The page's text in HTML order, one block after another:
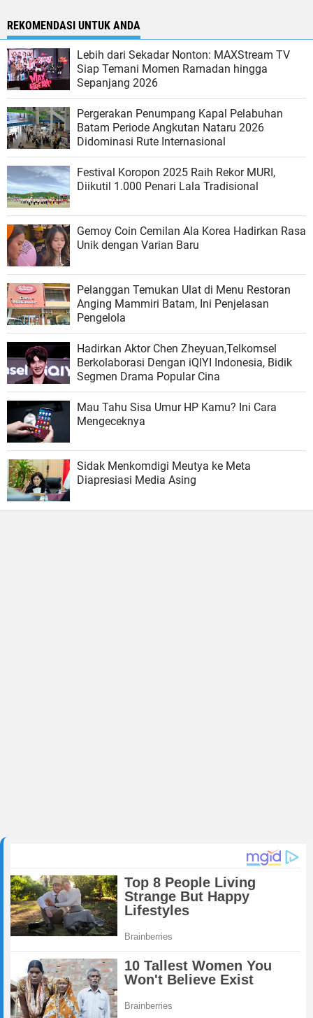
REKOMENDASI UNTUK ANDA
Lebih dari Sekadar Nonton: MAXStream TV
Siap Temani Momen Ramadan hingga
Sepanjang 2026
Pergerakan Penumpang Kapal Pelabuhan
Batam Periode Angkutan Nataru 2026
Didominasi Rute Internasional
Festival Koropon 2025 Raih Rekor MURI,
Diikutil 1.000 Penari Lala Tradisional
Gemoy Coin Cemilan Ala Korea Hadirkan Rasa
Unik dengan Varian Baru
Pelanggan Temukan Ulat di Menu Restoran
Anging Mammiri Batam, Ini Penjelasan
Pengelola
Hadirkan Aktor Chen Zheyuan,Telkomsel
Berkolaborasi Dengan iQIYI Indonesia, Bidik
Segmen Drama Popular Cina
Mau Tahu Sisa Umur HP Kamu? Ini Cara
Mengeceknya
Sidak Menkomdigi Meutya ke Meta
Diapresiasi Media Asing